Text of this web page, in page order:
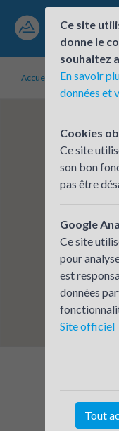
Accueil
Ce site
donne le
souhaitez
En savoir
données et
Cookies
Ce site
son bon
pas être
Google
Ce site
pour
est
données
Site officiel
Tout